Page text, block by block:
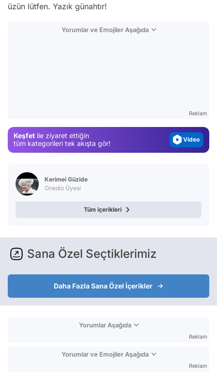
üzün lütfen. Yazık günahtır!
Yorumlar ve Emojiler Aşağıda
Reklam
Keşfet ile ziyaret ettiğin
tüm kategorileri tek akışta gör!
Test
Kerimei Güzide
Onedio Üyesi
Tüm içerikleri
Sana Özel Seçtiklerimiz
Daha Fazla Sana Özel İçerikler
Yorumlar Aşağıda
Reklam
Yorumlar ve Emojiler Aşağıda
Reklam